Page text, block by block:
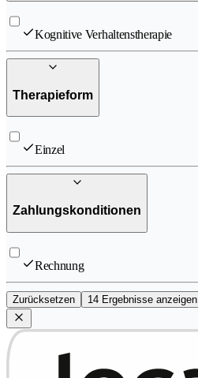
Kognitive Verhaltenstherapie
Therapieform
Einzel
Zahlungskonditionen
Rechnung
Zurücksetzen 14 Ergebnisse anzeigen